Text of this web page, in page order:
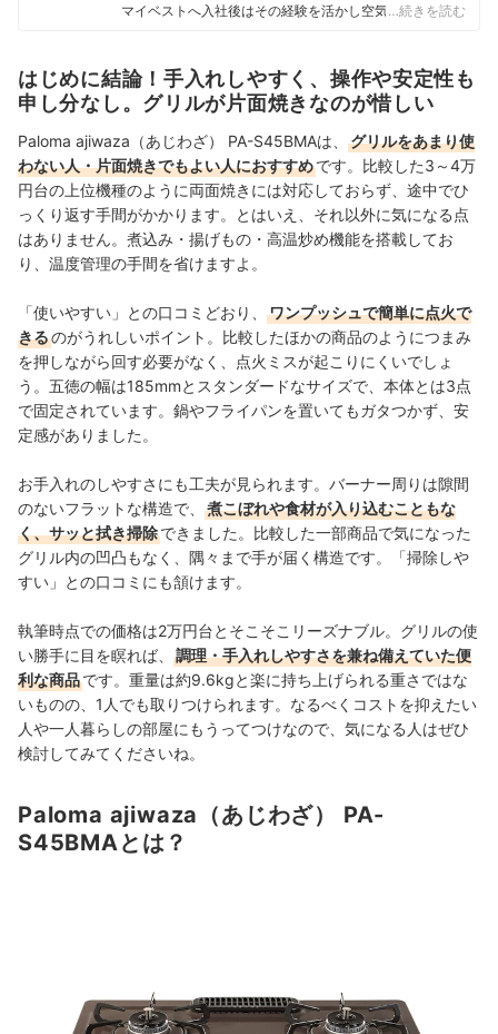
マイベストへ入社後はその経験を活かし空気清浄機・除
ガイドを担当し、日立やシャープ、パナソニックなどの
総合家電メーカーから、ダイニチ工業・Sharkなどの専門
メーカーまで、150以上の家電製品を比較検証してきた。
毎日使う家電製品だからこそ、本当によい商品を誰もが
簡単に選べるように、性能はもちろん省エネ性能やお手
入れのしやすさまでひとつひとつ丁寧に確認しながらコ
ンテンツ制作を行う。
田丸大暉（Hiroki Tamaru）のプロフィール
…続きを読む
はじめに結論！手入れしやすく、操作や安定性も
申し分なし。グリルが片面焼きなのが惜しい
Paloma ajiwaza（あじわざ） PA-S45BMAは、
グリルをあまり使
わない人・片面焼きでもよい人におすすめです。比較した3～4万
円台の上位機種のように両面焼きには対応しておらず、途中でひ
っくり返す手間がかかります。とはいえ、それ以外に気になる点
はありません。煮込み・揚げもの・高温炒め機能を搭載してお
り、 温度管理の手間を省けますよ。
「使いやすい」との口コミどおり、
ワンプッシュで簡単に点火で
きるのがうれしいポイント。比較したほかの商品のようにつまみ
を押しながら回す必要がなく、点火ミスが起こりにくいでしょ
う。五徳の幅は185mmとスタンダードなサイズで、本体とは3点
で固定されています。鍋やフライパンを置いてもガタつかず、安
定感がありました。
お手入れのしやすさにも工夫が見られます。バーナー周りは隙間
のないフラットな構造で、
煮こぼれや食材が入り込むこともな
く、サッと拭き掃除できました。比較した一部商品で気になった
グリル内の凹凸もなく、隅々まで手が届く構造です。「掃除しや
すい」との口コミにも頷けます。
執筆時点での価格は2万円台とそこそこリーズナブル。グリルの使
い勝手に目を瞑れば、
調理・手入れしやすさを兼ね備えていた便
利な商品です。 重量は約9.6kgと楽に持ち上げられる重さではな
いものの、1人でも取りつけられます。なるべくコストを抑えたい
人や一人暮らしの部屋にもうってつけなので、気になる人はぜひ
検討してみてくださいね。
Paloma ajiwaza（あじわざ） PA-
S45BMAとは？